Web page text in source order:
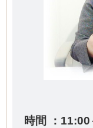
時間 ：11:00